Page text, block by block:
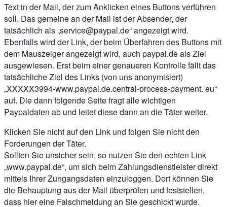
Text in der Mail, der zum Anklicken eines Buttons verführen
soll. Das gemeine an der Mail ist der Absender, der
tatsächlich als „service@paypal.de“ angezeigt wird.
Ebenfalls wird der Link, der beim Überfahren des Buttons mit
dem Mauszeiger angezeigt wird, auch paypal.de als Ziel
ausgewiesen. Erst beim einer genaueren Kontrolle fällt das
tatsächliche Ziel des Links (von uns anonymisiert)
„XXXXX3994-www.paypal.de.central-process-payment. eu“
auf. Die dann folgende Seite fragt alle wichtigen
Paypaldaten ab und leitet diese dann an die Täter weiter.
Klicken Sie nicht auf den Link und folgen Sie nicht den
Forderungen der Täter.
Sollten Sie unsicher sein, so nutzen Sie den echten Link
„www.paypal.de“, um sich beim Zahlungsdienstleister direkt
mittels Ihrer Zungangsdaten einzuloggen. Dort können Sie
die Behauptung aus der Mail überprüfen und feststellen,
dass hier eine Falschmeldung an Sie geschickt wurde.